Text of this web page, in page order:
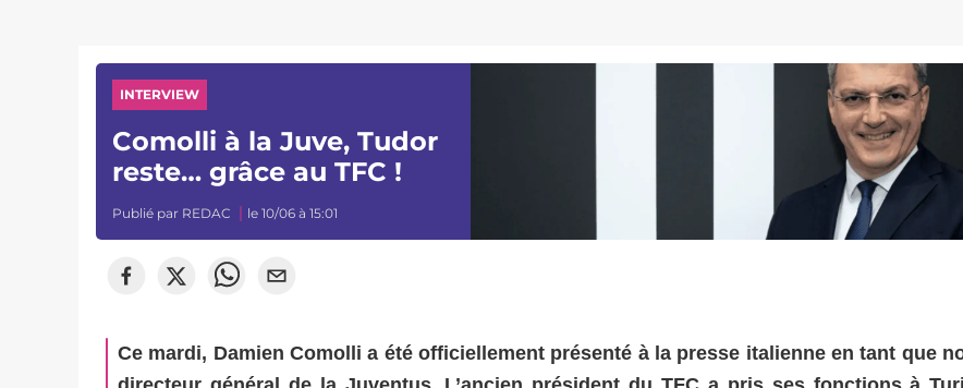
INTERVIEW
Comolli à la Juve, Tudor
reste… grâce au TFC !
Publié par REDAC le 10/06 à 15:01
Ce mardi, Damien Comolli a été officiellement présenté à la presse italienne en tant que